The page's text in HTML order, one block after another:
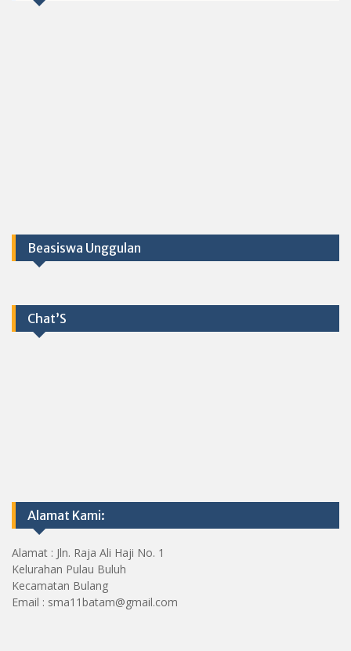
Beasiswa Unggulan
Chat’S
Alamat Kami:
Alamat : Jln. Raja Ali Haji No. 1
Kelurahan Pulau Buluh
Kecamatan Bulang
Email : sma11batam@gmail.com